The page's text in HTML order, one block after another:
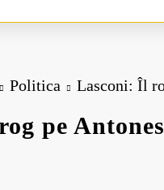
Politica Lasconi: Îl
pe